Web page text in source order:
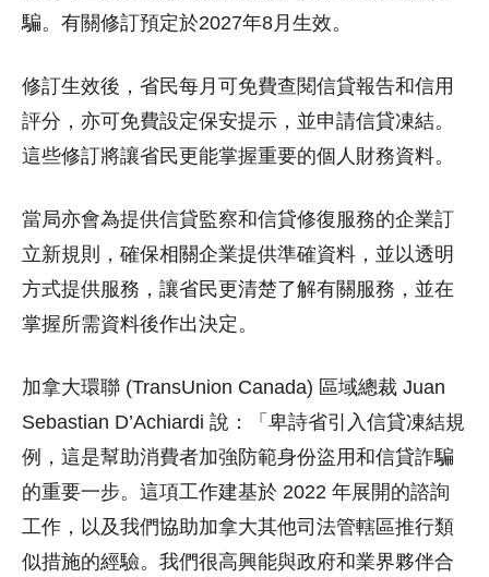
騙。有關修訂預定於2027年8月生效。
修訂生效後，省民每月可免費查閱信貸報告和信用
評分，亦可免費設定保安提示，並申請信貸凍結。
這些修訂將讓省民更能掌握重要的個人財務資料。
當局亦會為提供信貸監察和信貸修復服務的企業訂
立新規則，確保相關企業提供準確資料，並以透明
方式提供服務，讓省民更清楚了解有關服務，並在
掌握所需資料後作出決定。
加拿大環聯 (TransUnion Canada) 區域總裁 Juan
Sebastian D’Achiardi 說：「卑詩省引入信貸凍結規
例，這是幫助消費者加強防範身份盜用和信貸詐騙
的重要一步。這項工作建基於 2022 年展開的諮詢
工作，以及我們協助加拿大其他司法管轄區推行類
似措施的經驗。我們很高興能與政府和業界夥伴合